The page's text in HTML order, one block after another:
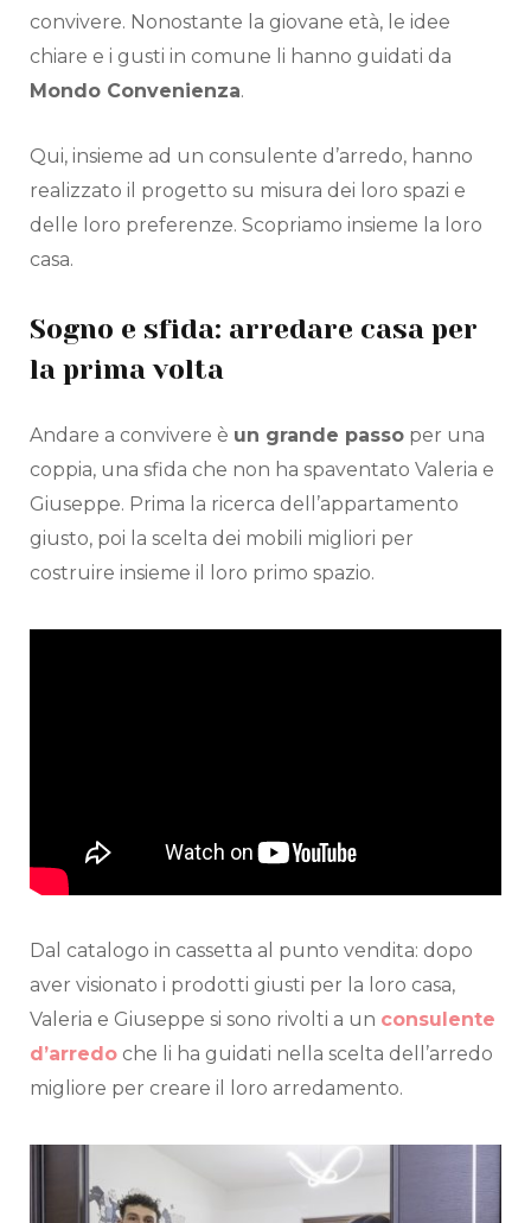
convivere. Nonostante la giovane età, le idee
chiare e i gusti in comune li hanno guidati da
Mondo Convenienza.
Qui, insieme ad un consulente d’arredo, hanno
realizzato il progetto su misura dei loro spazi e
delle loro preferenze. Scopriamo insieme la loro
casa.
Sogno e sfida: arredare casa per
la prima volta
Andare a convivere è un grande passo per una
coppia, una sfida che non ha spaventato Valeria e
Giuseppe. Prima la ricerca dell’appartamento
giusto, poi la scelta dei mobili migliori per
costruire insieme il loro primo spazio.
Dal catalogo in cassetta al punto vendita: dopo
aver visionato i prodotti giusti per la loro casa,
Valeria e Giuseppe si sono rivolti a un consulente
d’arredo che li ha guidati nella scelta dell’arredo
migliore per creare il loro arredamento.